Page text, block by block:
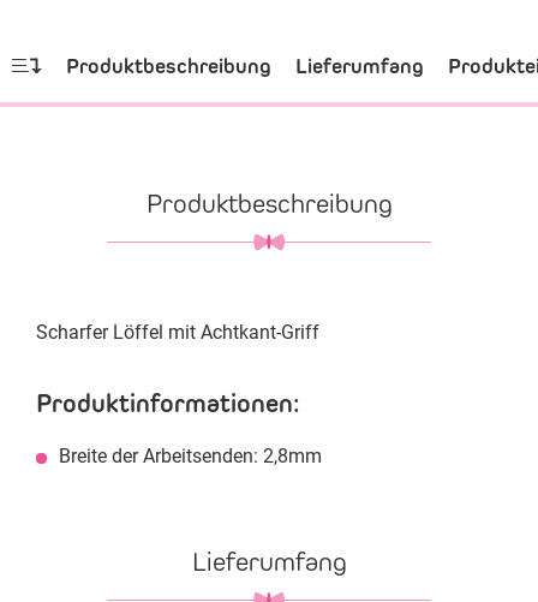
Produktbeschreibung Lieferumfang
Produktbeschreibung
Scharfer Löffel mit Achtkant-Griff
Produktinformationen:
Breite der Arbeitsenden: 2,8mm
Lieferumfang